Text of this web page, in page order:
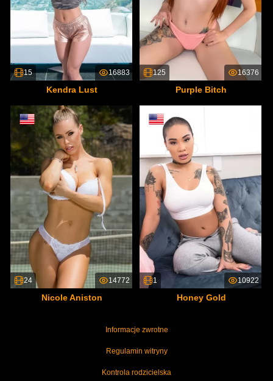
15 16883
Kendra Lust
125 16376
Purple Bitch
24 14772
Nicole Aniston
1 10922
Honey Gold
Informacje zwrotne
Regulamin witryny
Kontrola rodzicielska